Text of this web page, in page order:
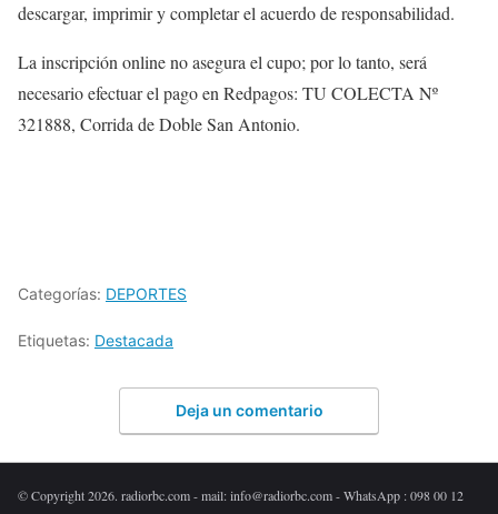
descargar, imprimir y completar el acuerdo de responsabilidad.
La inscripción online no asegura el cupo; por lo tanto, será
necesario efectuar el pago en Redpagos: TU COLECTA Nº
321888, Corrida de Doble San Antonio.
Categorías: DEPORTES
Etiquetas: Destacada
Deja un comentario
© Copyright 2026. radiorbc.com - mail: info@radiorbc.com - WhatsApp : 098 00 12